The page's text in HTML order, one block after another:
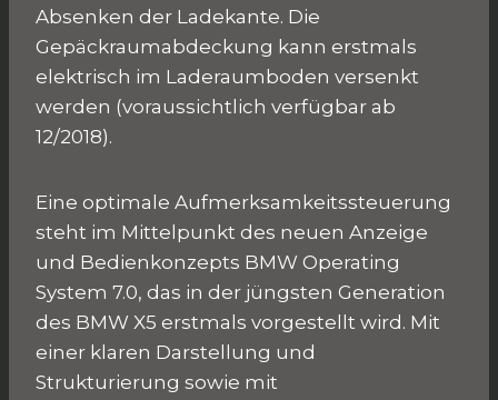
Absenken der Ladekante. Die
Gepäckraumabdeckung kann erstmals
elektrisch im Laderaumboden versenkt
werden (voraussichtlich verfügbar ab
12/2018).
Eine optimale Aufmerksamkeitssteuerung
steht im Mittelpunkt des neuen Anzeige
und Bedienkonzepts BMW Operating
System 7.0, das in der jüngsten Generation
des BMW X5 erstmals vorgestellt wird. Mit
einer klaren Darstellung und
Strukturierung sowie mit